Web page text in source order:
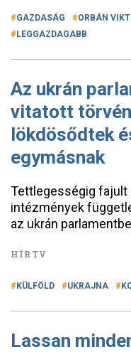
GAZDASÁG ORBÁN
LEGGAZDAGABB
Az ukrán
vitatott
lökdösődtek
egymásnak
Tettlegességig fajult
intézmények
az ukrán
HÍRTV
KÜLFÖLD UKRAJNA
Lassan